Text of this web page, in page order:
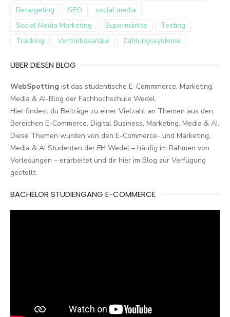
Retargeting
SEO
social media
Social Media Marketing
Supermärkte
Testing
Tracking
Vertriebskanäle Zahlungssysteme
ÜBER DIESEN BLOG
WebSpotting ist das studentische E-Commmerce, Marketing,
Media & AI-Blog der Fachhochschule Wedel.
Hier findest du Beiträge zu einer Vielzahl an Themen aus den
Bereichen E-Commerce, Digital Business, Marketing, Media & AI.
Diese Themen wurden von den E-Commerce- und Marketing,
Media & AI Studenten der FH Wedel – häufig im Rahmen von
Vorlesungen – erarbeitet und dir hier im Blog zur Verfügung
gestellt.
BACHELOR STUDIENGANG E-COMMERCE